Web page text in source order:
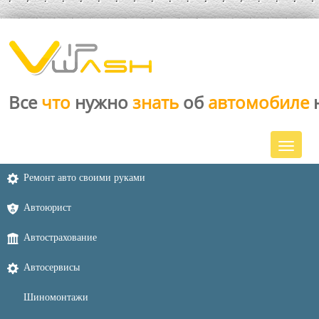
Все что нужно знать об автомобиле
Ремонт авто своими руками
Автоюрист
Автострахование
Автосервисы
Шиномонтажи